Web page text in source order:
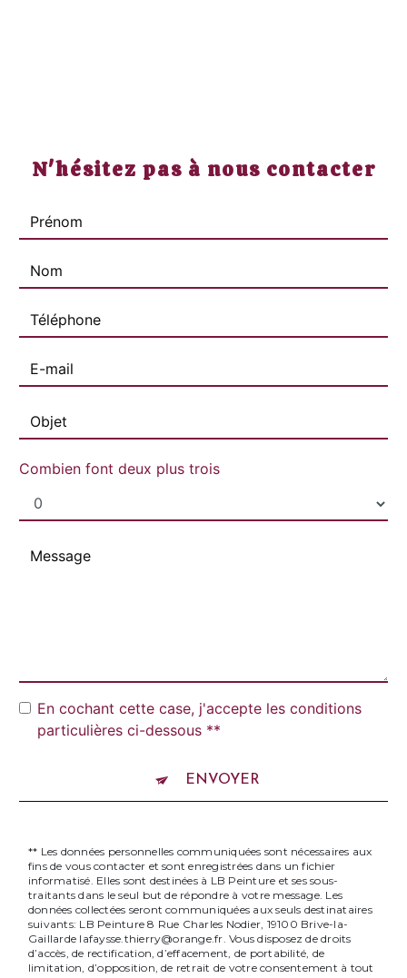
N'hésitez pas à nous contacter
Combien font deux plus trois
En cochant cette case, j'accepte les conditions
particulières ci-dessous **
ENVOYER
** Les données personnelles communiquées sont nécessaires aux
fins de vous contacter et sont enregistrées dans un fichier
informatisé. Elles sont destinées à LB Peinture et ses sous-
traitants dans le seul but de répondre à votre message. Les
données collectées seront communiquées aux seuls destinataires
suivants: LB Peinture 8 Rue Charles Nodier, 19100 Brive-la-
Gaillarde lafaysse.thierry@orange.fr. Vous disposez de droits
d’accès, de rectification, d’effacement, de portabilité, de
limitation, d’opposition, de retrait de votre consentement à tout